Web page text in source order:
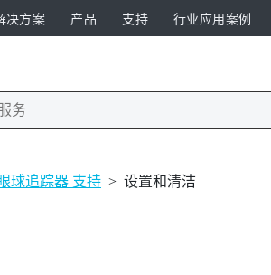
决方案 产品 支持 行业应用案例
球追踪器 支持 > 设置和清洁